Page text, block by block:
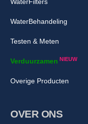
WaterFilters
WaterBehandeling
Testen & Meten
Verduurzamen NIEUW
Overige Producten
OVER ONS